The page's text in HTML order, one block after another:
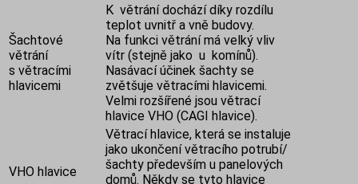
Šachtové
větrání
s větracími
hlavicemi
K větrání dochází díky rozdílu
teplot uvnitř a vně budovy.
Na funkci větrání má velký vliv
vítr (stejně jako u komínů).
Nasávací účinek šachty se
zvětšuje větracími hlavicemi.
Velmi rozšířené jsou větrací
hlavice VHO (CAGI hlavice).
VHO hlavice
Větrací hlavice, která se instaluje
jako ukončení větracího potrubí/
šachty především u panelových
domů. Někdy se tyto hlavice